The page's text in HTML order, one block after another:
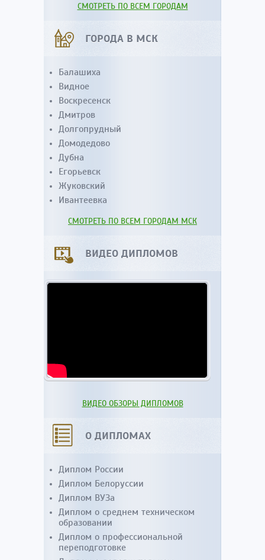
СМОТРЕТЬ ПО ВСЕМ ГОРОДАМ
ГОРОДА В МСК
Балашиха
Видное
Воскресенск
Дмитров
Долгопрудный
Домодедово
Дубна
Егорьевск
Жуковский
Ивантеевка
СМОТРЕТЬ ПО ВСЕМ ГОРОДАМ МСК
ВИДЕО ДИПЛОМОВ
ВИДЕО ОБЗОРЫ ДИПЛОМОВ
О ДИПЛОМАХ
Диплом России
Диплом Белоруссии
Диплом ВУЗа
Диплом о среднем техническом
образовании
Диплом о профессиональной
переподготовке